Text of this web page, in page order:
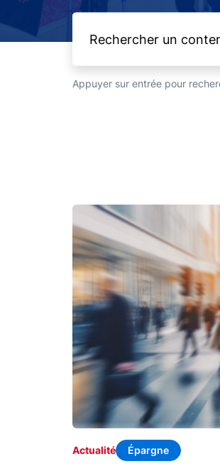
Appuyer sur entrée pour
Image
Actualité Épargne